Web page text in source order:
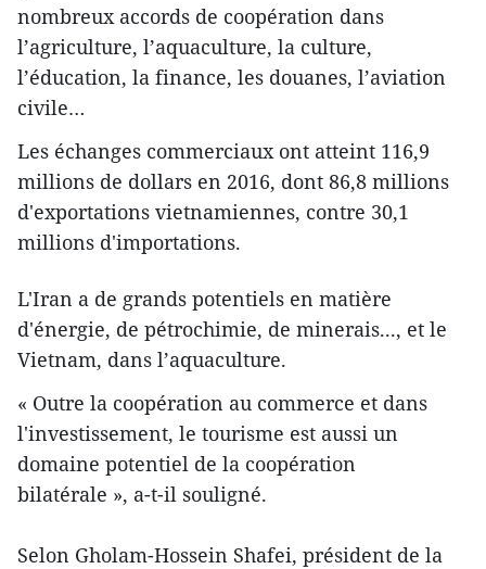
nombreux accords de coopération dans
l’agriculture, l’aquaculture, la culture,
l’éducation, la finance, les douanes, l’aviation
civile…
Les échanges commerciaux ont atteint 116,9
millions de dollars en 2016, dont 86,8 millions
d'exportations vietnamiennes, contre 30,1
millions ​d'importations.
L'Iran a de grands potentiels en matière
d'énergie, de pétrochimie, de minerais..., ​et le
Vietnam, dans l’aquaculture.
« Outre la coopération au commerce et dans
l'investissement, le tourisme est aussi un
domaine potentiel de la coopération
bilatérale », a-t-il souligné.
Selon Gholam-Hossein Shafei, président de la